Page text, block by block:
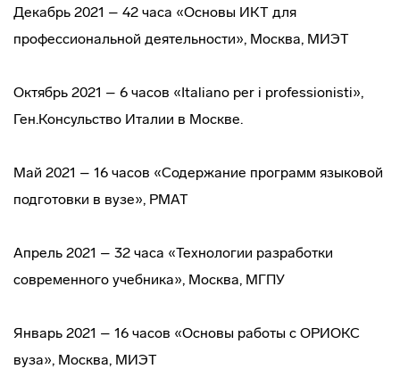
Декабрь 2021 – 42 часа «Основы ИКТ для
профессиональной деятельности», Москва, МИЭТ
Октябрь 2021 – 6 часов «Italiano per i professionisti»,
Ген.Консульство Италии в Москве.
Май 2021 – 16 часов «Содержание программ языковой
подготовки в вузе», РМАТ
Апрель 2021 – 32 часа «Технологии разработки
современного учебника», Москва, МГПУ
Январь 2021 – 16 часов «Основы работы с ОРИОКС
вуза», Москва, МИЭТ